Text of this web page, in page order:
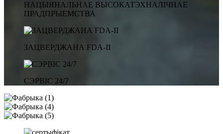
НАЦЫЯНАЛЬНАЕ ВЫСОКАТЭХНАЛІЧНАЕ
ПРАДПРЫЕМСТВА
ЗАЦВЕРДЖАНА FDA-II
СЭРВІС 24/7